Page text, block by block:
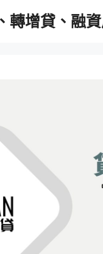
轉增貸、融